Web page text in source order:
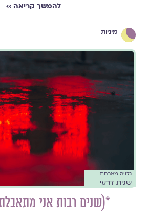
להמשך קריאה ››
מיניות
גלויה מארחת
שגית דרעי
*(שנים רבות אני